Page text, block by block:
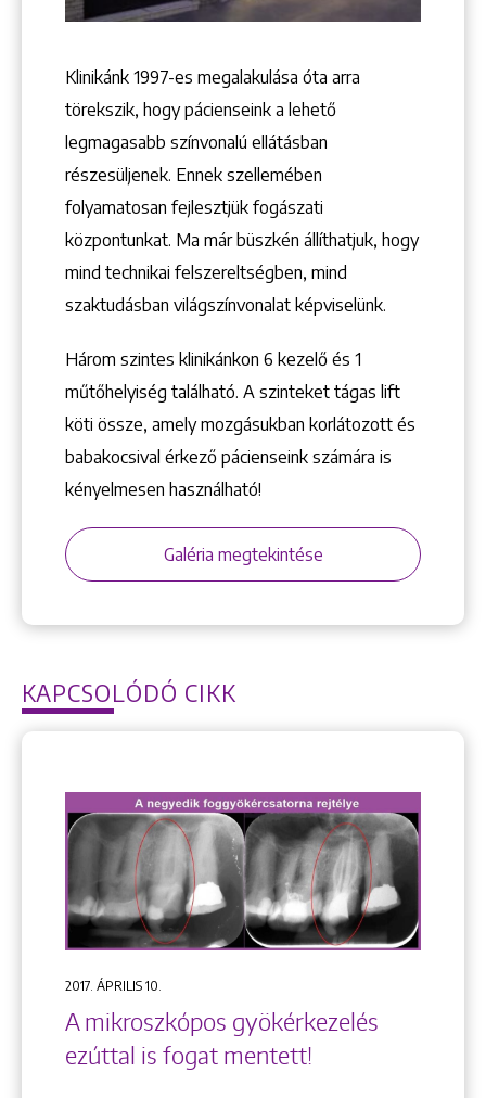
+36 1 222 7250
+36 1 222 9150
1148 Budapest, Örs vezér tere 2.
Keresés
Klinikánk 1997-­es megalakulása óta arra
törekszik, hogy pácienseink a lehető
legmagasabb színvonalú ellátásban
részesüljenek. Ennek szellemében
folyamatosan fejlesztjük fogászati
központunkat. Ma már büszkén állíthatjuk, hogy
mind technikai felszereltségben, mind
szaktudásban világszínvonalat képviselünk.
Három szintes klinikánkon 6 kezelő ­és 1
műtőhelyiség található. A szinteket tágas lift
köti össze, amely mozgásukban korlátozott és
babakocsival érkező pácienseink számára is
kényelmesen használható!
Galéria megtekintése
KAPCSOLÓDÓ CIKK
2017. ÁPRILIS 10.
A mikroszkópos gyökérkezelés
ezúttal is fogat mentett!